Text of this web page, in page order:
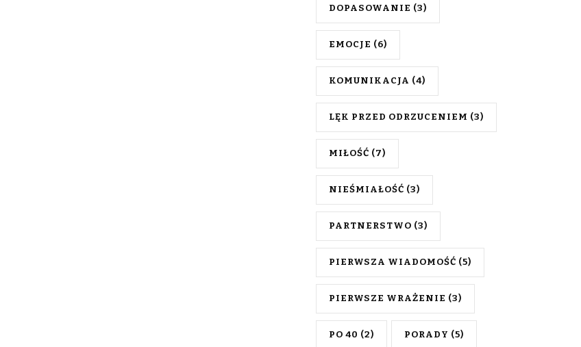
DOPASOWANIE (3)
EMOCJE (6)
KOMUNIKACJA (4)
LĘK PRZED ODRZUCENIEM (3)
MIŁOŚĆ (7)
NIEŚMIAŁOŚĆ (3)
PARTNERSTWO (3)
PIERWSZA WIADOMOŚĆ (5)
PIERWSZE WRAŻENIE (3)
PO 40 (2) PORADY (5)